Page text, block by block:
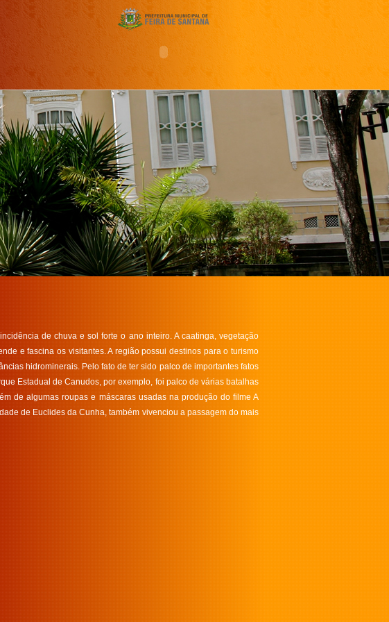
de chuva e sol forte o ano inteiro. A caatinga, vegetação
e fascina os visitantes. A região possui destinos para o turismo
hidrominerais. Pelo fato de ter sido palco de importantes fatos
Estadual de Canudos, por exemplo, foi palco de várias batalhas
de algumas roupas e máscaras usadas na produção do filme A
de Euclides da Cunha, também vivenciou a passagem do mais